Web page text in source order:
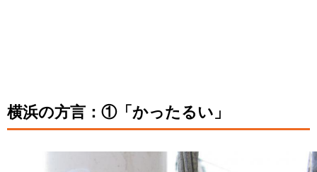
横浜の方言：①「かったるい」